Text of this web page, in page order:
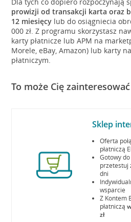
prowizji od transakcji karta oraz
12 miesięcy lub do osiągniecia
000 zł. Z programu skorzystasz
karty płatnicze lub APM na
Morele, eBay, Amazon) lub karty
płatniczym.
To może Cię zainteresować
Sklep
Oferta
płatniczą
Gotowy
przetestuj
dni
wsparcie
Z Kontem
płatniczą
zł